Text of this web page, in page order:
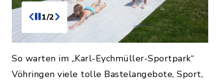
1/2
So warten im „Karl-Eychmüller-Sportpark“
Vöhringen viele tolle Bastelangebote, Sport,